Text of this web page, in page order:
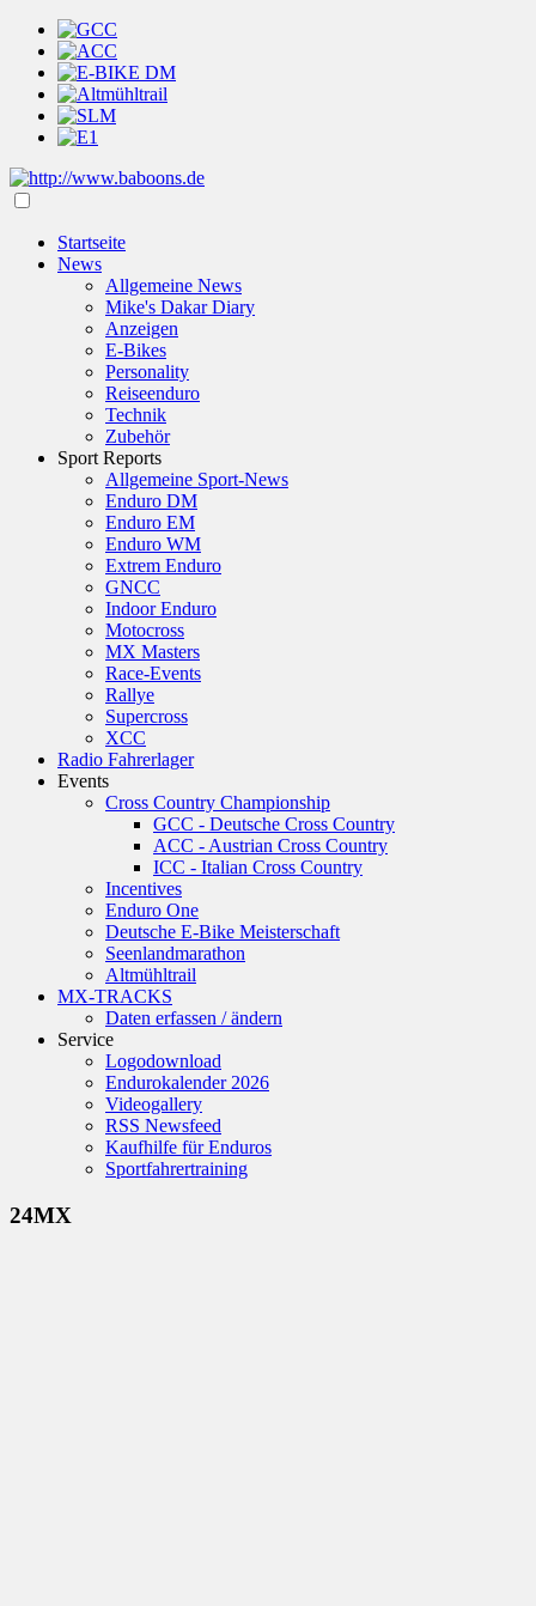
Startseite
News
Allgemeine News
Mike's Dakar Diary
Anzeigen
E-Bikes
Personality
Reiseenduro
Technik
Zubehör
Sport Reports
Allgemeine Sport-News
Enduro DM
Enduro EM
Enduro WM
Extrem Enduro
GNCC
Indoor Enduro
Motocross
MX Masters
Race-Events
Rallye
Supercross
XCC
Radio Fahrerlager
Events
Cross Country Championship
GCC - Deutsche Cross Country
ACC - Austrian Cross Country
ICC - Italian Cross Country
Incentives
Enduro One
Deutsche E-Bike Meisterschaft
Seenlandmarathon
Altmühltrail
MX-TRACKS
Daten erfassen / ändern
Service
Logodownload
Endurokalender 2026
Videogallery
RSS Newsfeed
Kaufhilfe für Enduros
Sportfahrertraining
24MX